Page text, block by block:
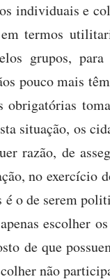
individuais e
termos
grupos,
pouco mais
obrigatórias
situação, os
razão, de
no exercício
é o de serem
escolher
de que
não